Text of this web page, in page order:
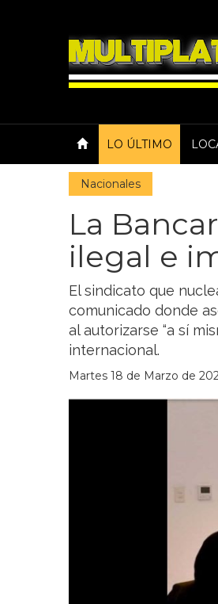
LO ÚLTIMO
Nacionales
La
ilegal e
El sindicato que
comunicado donde
al autorizarse “a sí
internacional.
Martes 18 de Marzo de